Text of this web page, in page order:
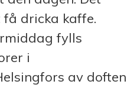
dricka kaffe.
fylls
i
av doften